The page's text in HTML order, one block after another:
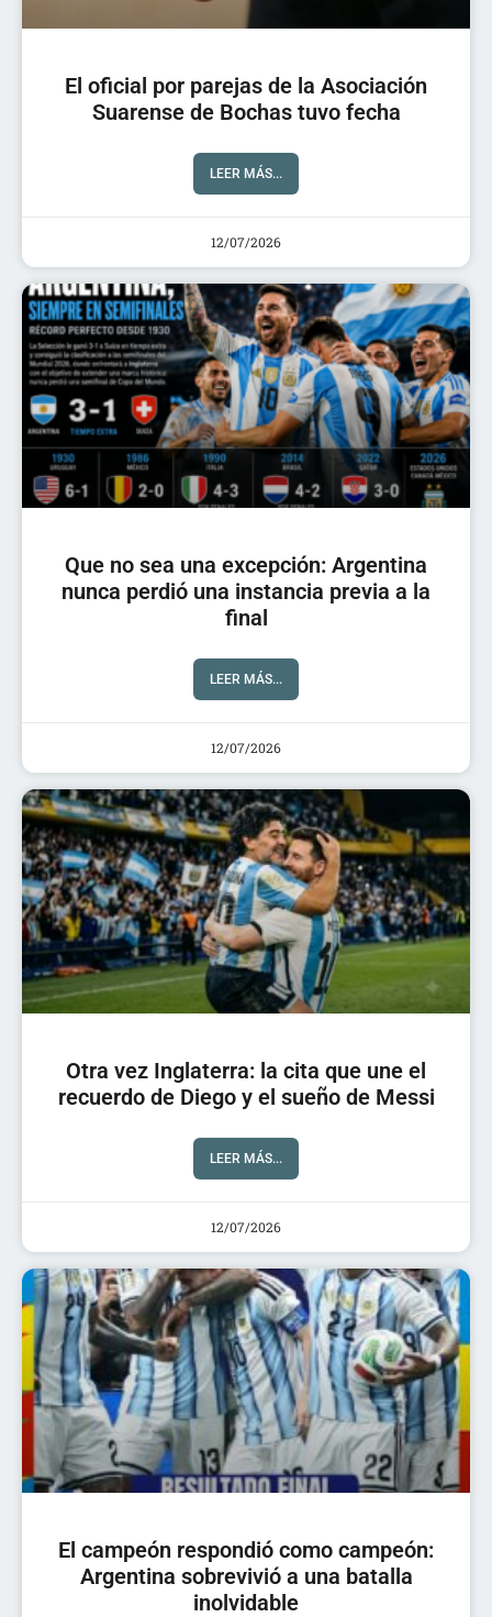
El oficial por parejas de la Asociación
Suarense de Bochas tuvo fecha
LEER MÁS...
12/07/2026
Que no sea una excepción: Argentina
nunca perdió una instancia previa a la
final
LEER MÁS...
12/07/2026
Otra vez Inglaterra: la cita que une el
recuerdo de Diego y el sueño de Messi
LEER MÁS...
12/07/2026
El campeón respondió como campeón:
Argentina sobrevivió a una batalla
inolvidable